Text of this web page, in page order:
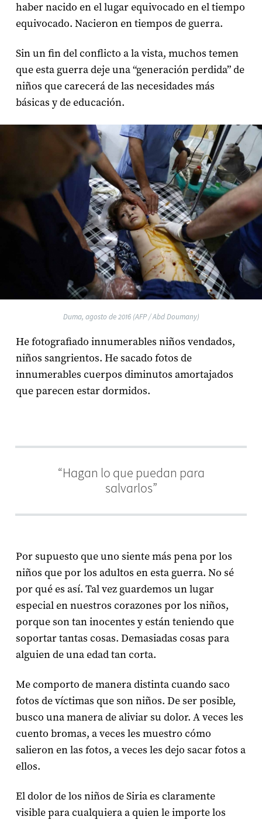
haber nacido en el lugar equivocado en el tiempo
equivocado. Nacieron en tiempos de guerra.
Sin un fin del conflicto a la vista, muchos temen
que esta guerra deje una “generación perdida” de
niños que carecerá de las necesidades más
básicas y de educación.
Duma, agosto de 2016 (AFP / Abd Doumany)
He fotografiado innumerables niños vendados,
niños sangrientos. He sacado fotos de
innumerables cuerpos diminutos amortajados
que parecen estar dormidos.
“Hagan lo que puedan para
salvarlos”
Por supuesto que uno siente más pena por los
niños que por los adultos en esta guerra. No sé
por qué es así. Tal vez guardemos un lugar
especial en nuestros corazones por los niños,
porque son tan inocentes y están teniendo que
soportar tantas cosas. Demasiadas cosas para
alguien de una edad tan corta.
Me comporto de manera distinta cuando saco
fotos de víctimas que son niños. De ser posible,
busco una manera de aliviar su dolor. A veces les
cuento bromas, a veces les muestro cómo
salieron en las fotos, a veces les dejo sacar fotos a
ellos.
El dolor de los niños de Siria es claramente
visible para cualquiera a quien le importe los